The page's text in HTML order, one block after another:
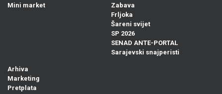
Mini market
Zabava
Frljoka
Šareni svijet
SP 2026
SENAD ANTE-PORTAL
Sarajevski snajperisti
Arhiva
Marketing
Pretplata